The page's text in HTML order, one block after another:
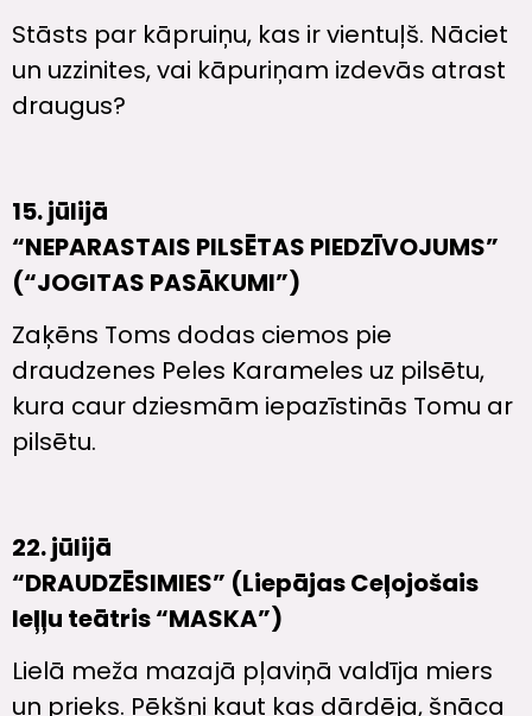
Stāsts par kāpruiņu, kas ir vientuļš. Nāciet
un uzzinites, vai kāpuriņam izdevās atrast
draugus?
15. jūlijā
“NEPARASTAIS PILSĒTAS PIEDZĪVOJUMS”
(“JOGITAS PASĀKUMI”)
Zaķēns Toms dodas ciemos pie
draudzenes Peles Karameles uz pilsētu,
kura caur dziesmām iepazīstinās Tomu ar
pilsētu.
22. jūlijā
“DRAUDZĒSIMIES” (Liepājas Ceļojošais
leļļu teātris “MASKA”)
Lielā meža mazajā pļaviņā valdīja miers
un prieks. Pēkšņi kaut kas dārdēja, šņāca